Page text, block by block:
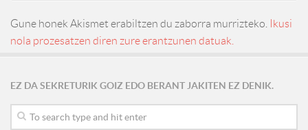
Gune honek Akismet erabiltzen du zaborra murrizteko.
Ikusi
nola prozesatzen diren zure erantzunen datuak.
EZ DA SEKRETURIK GOIZ EDO BERANT JAKITEN EZ DENIK.